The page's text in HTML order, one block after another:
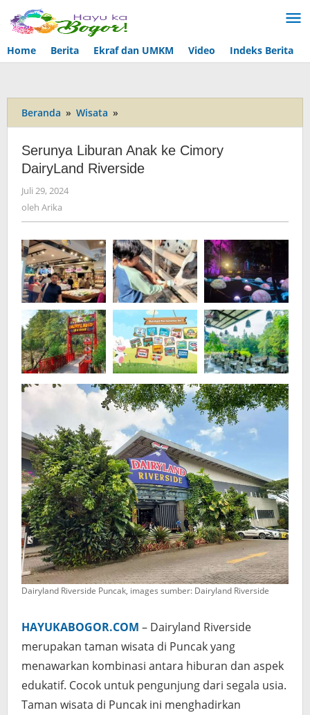
Lewati
ke
konten
Home
Berita Ekraf dan UMKM Video Indeks Berita
Beranda » Wisata »
Liburan
ke
Cimory
Serunya Liburan Anak ke Cimory
DairyLand Riverside
Juli 29, 2024
oleh Arika
Dairyland Riverside Puncak, images sumber: Dairyland Riverside
HAYUKABOGOR.COM – Dairyland Riverside
merupakan taman wisata di Puncak yang
menawarkan kombinasi antara hiburan dan aspek
edukatif. Cocok untuk pengunjung dari segala usia.
Taman wisata di Puncak ini menghadirkan